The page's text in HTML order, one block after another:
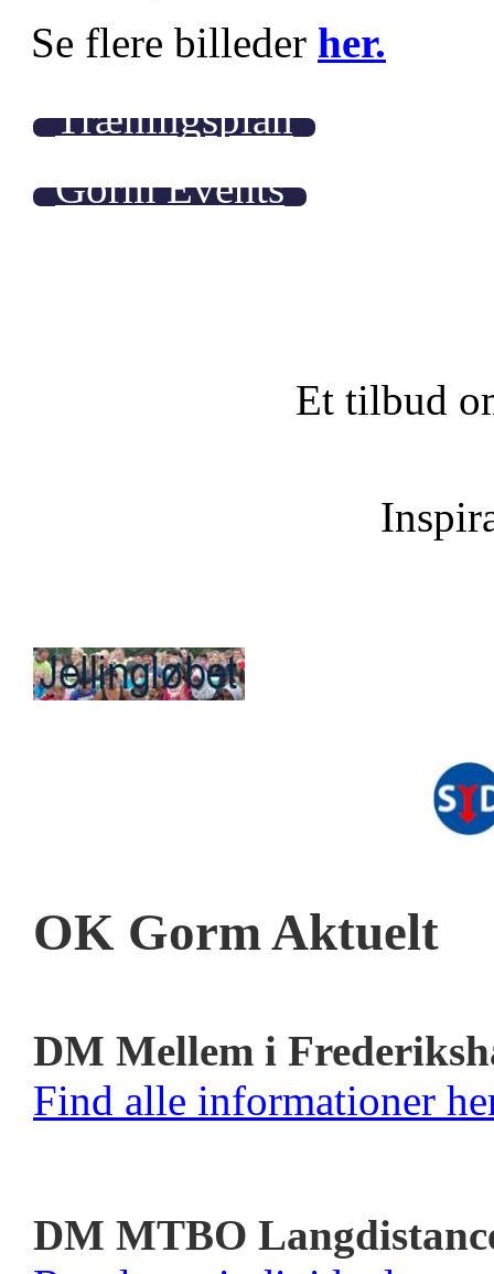
Se flere billeder her.
Træningsplan
Gorm Events
Et tilbud
OK Gorm Aktuelt
DM Mellem i
Find alle informationer
DM MTBO